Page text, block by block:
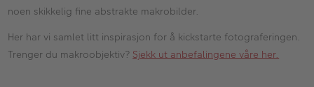
noen skikkelig fine abstrakte makrobilder.
Her har vi samlet litt inspirasjon for å kickstarte fotograferingen.
Trenger du makroobjektiv? Sjekk ut anbefalingene våre her.